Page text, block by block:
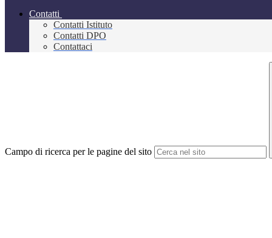
Contatti
Contatti Istituto
Contatti DPO
Contattaci
Campo di ricerca per le pagine del sito